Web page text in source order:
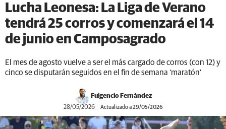
Lucha Leonesa: La Liga de Verano
tendrá 25 corros y comenzará el 14
de junio en Camposagrado
El mes de agosto vuelve a ser el más cargado de corros (con 12) y
cinco se disputarán seguidos en el fin de semana ‘maratón’
Fulgencio Fernández
28/05/2026 Actualizado a 29/05/2026